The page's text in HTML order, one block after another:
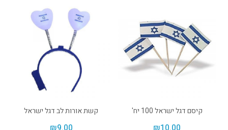
קיסם דגל ישראל 100 יח' קשת אורות לב דגל ישראל